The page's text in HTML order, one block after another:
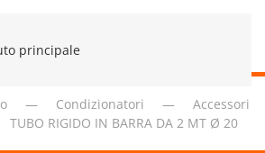
principale
Condizionatori
Accessori
TUBO RIGIDO IN BARRA DA 2 MT Ø 20